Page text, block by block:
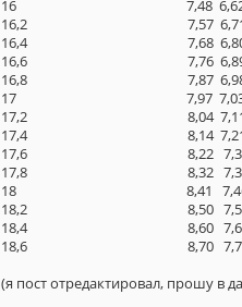
16 7,48 6,62
16,2 7,57 6,71
16,4 7,68 6,80
16,6 7,76 6,89
16,8 7,87 6,98
17 7,97 7,03
17,2 8,04 7,11
17,4 8,14 7,21
17,6 8,22 7,30
17,8 8,32 7,39
18 8,41 7,46
18,2 8,50 7,52
18,4 8,60 7,62
18,6 8,70 7,70
(я пост отредактировал, прошу в